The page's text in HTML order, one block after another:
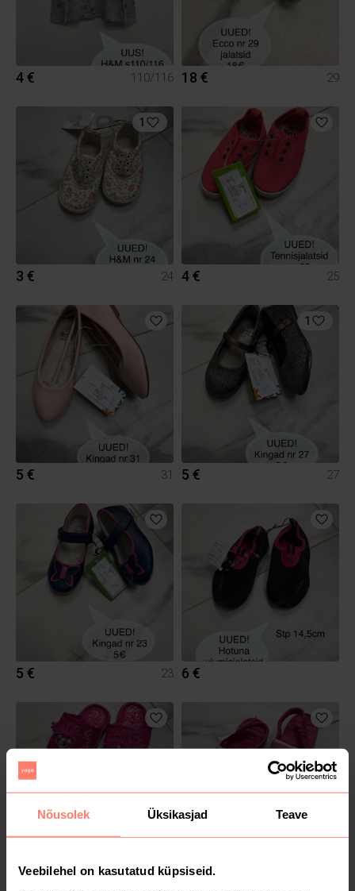
Nõusolek Üksikasjad Teave
Veebilehel on kasutatud küpsiseid.
4 € 110/116 18 € 29
1
3 € 24 4 € 25
5 € 31
1
5 € 27
5 € 23 6 €
2 € 27 3 €